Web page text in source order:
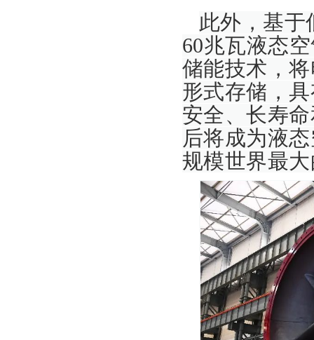
此外，基于
60兆瓦液态
储能技术，
形式存储，
安全、长寿
后将成为液
规模世界最